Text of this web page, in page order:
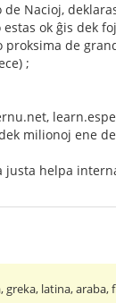
Nacioj,
ok ĝis dek
de
;
milionoj ene
helpa
latina, araba,